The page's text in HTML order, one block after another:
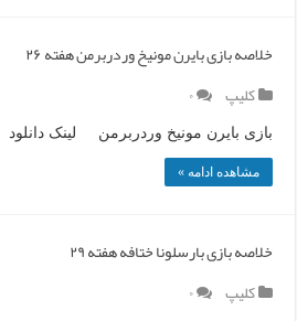
خلاصه بازی بایرن مونیخ وردربرمن هفته ۲۶
کلیپ
۰
بازی بایرن مونیخ وردربرمن لینک دانلود
مشاهده ادامه »
خلاصه بازی بارسلونا ختافه هفته ۲۹
کلیپ
۰